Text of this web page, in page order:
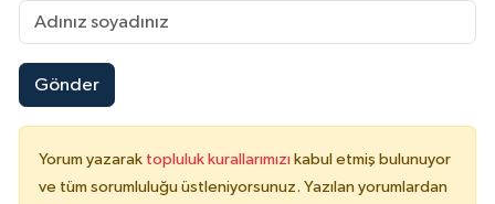
Gönder
Yorum yazarak topluluk kurallarımızı kabul etmiş bulunuyor
ve tüm sorumluluğu üstleniyorsunuz. Yazılan yorumlardan